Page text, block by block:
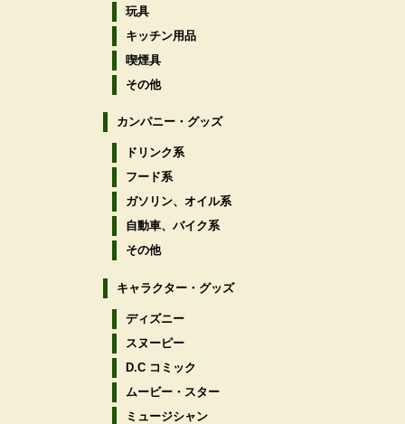
玩具
キッチン用品
喫煙具
その他
カンパニー・グッズ
ドリンク系
フード系
ガソリン、オイル系
自動車、バイク系
その他
キャラクター・グッズ
ディズニー
スヌーピー
D.C コミック
ムービー・スター
ミュージシャン